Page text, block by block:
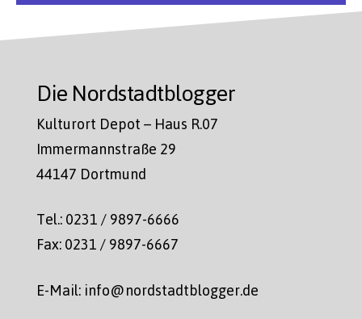
Die Nordstadtblogger
Kulturort Depot – Haus R.07
Immermannstraße 29
44147 Dortmund
Tel.: 0231 / 9897-6666
Fax: 0231 / 9897-6667
E-Mail: info@nordstadtblogger.de